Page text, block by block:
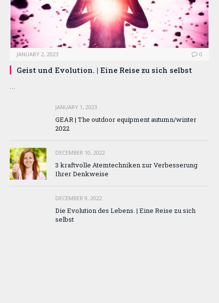
JANUARY 2, 2023 0
Geist und Evolution. | Eine Reise zu sich selbst
…
JANUARY 1, 2023
GEAR | The outdoor equipment autumn/winter
2022
DECEMBER 10, 2022
3 kraftvolle Atemtechniken zur Verbesserung
Ihrer Denkweise
DECEMBER 9, 2022
Die Evolution des Lebens. | Eine Reise zu sich
selbst